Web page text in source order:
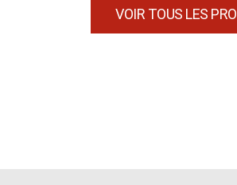
VOIR TOUS LES